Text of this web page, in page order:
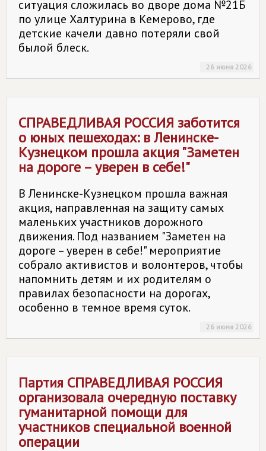
ситуация сложилась во дворе дома №21Б
по улице Халтурина в Кемерово, где
детские качели давно потеряли свой
былой блеск.
26 июня 2026
СПРАВЕДЛИВАЯ РОССИЯ заботится
о юных пешеходах: в Ленинске-
Кузнецком прошла акция "Заметен
на дороге – уверен в себе!"
В Ленинске-Кузнецком прошла важная
акция, направленная на защиту самых
маленьких участников дорожного
движения. Под названием "Заметен на
дороге – уверен в себе!" мероприятие
собрало активистов и волонтеров, чтобы
напомнить детям и их родителям о
правилах безопасности на дорогах,
особенно в темное время суток.
26 июня 2026
Партия СПРАВЕДЛИВАЯ РОССИЯ
организовала очередную поставку
гуманитарной помощи для
участников специальной военной
операции